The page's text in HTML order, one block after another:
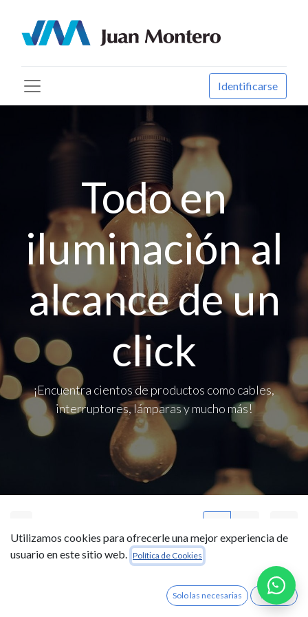
Identificarse
Todo en
iluminación al
alcance de un
click
¡Encuentra cientos de productos como cables,
interruptores, lámparas y mucho más!
Utilizamos cookies para ofrecerle una mejor experiencia de
usuario en este sitio web. Política de Cookies
Solo las necesarias Acepto